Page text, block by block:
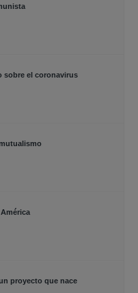
sobre el coronavirus
proyecto que nace